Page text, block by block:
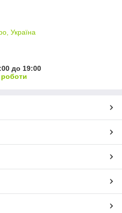
Україна
до 19:00
роботи